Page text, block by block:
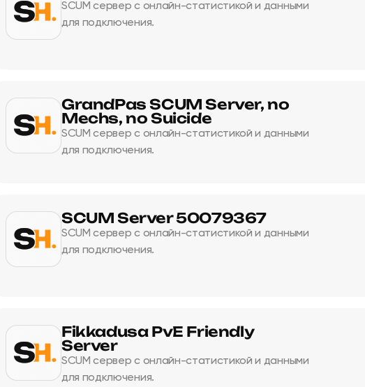
SCUM сервер с онлайн-статистикой и данными
для подключения.
GrandPas SCUM Server, no
Mechs, no Suicide
SCUM сервер с онлайн-статистикой и данными
для подключения.
SCUM Server 50079367
SCUM сервер с онлайн-статистикой и данными
для подключения.
Fikkadusa PvE Friendly
Server
SCUM сервер с онлайн-статистикой и данными
для подключения.